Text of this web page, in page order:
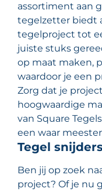
assortiment aan
tegelzetter biedt
tegelproject tot
juiste stuks
op maat maken,
waardoor je een
Zorg dat je
hoogwaardige
van Square
een waar
Tegel
Ben jij op zoek
project? Of je nu